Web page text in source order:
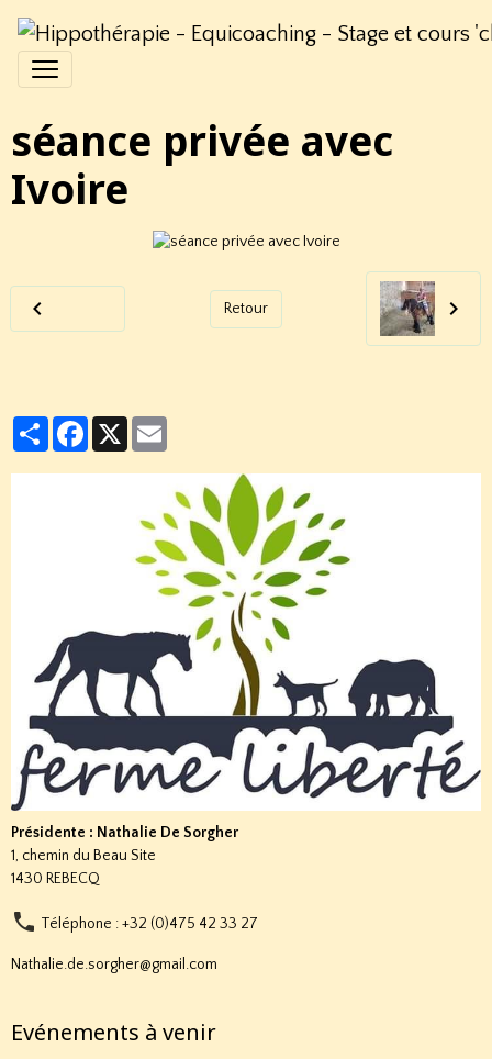
séance privée avec
Ivoire
Retour
PartagerFacebook
X
Présidente : Nathalie De Sorgher
1, chemin du Beau Site
1430 REBECQ
Téléphone : +32 (0)475 42 33 27
Nathalie.de.sorgher@gmail.com
Evénements à venir